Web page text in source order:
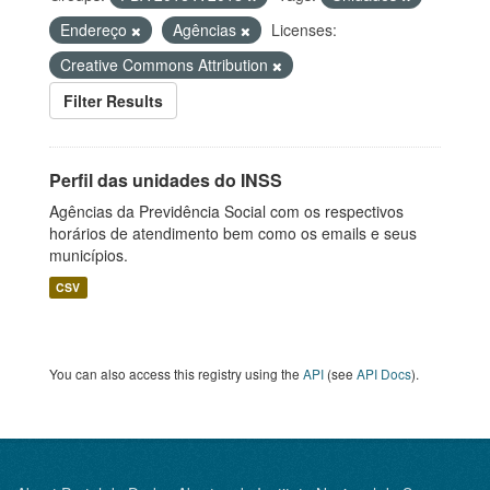
Endereço
Agências
Licenses:
Creative Commons Attribution
Filter Results
Perfil das unidades do INSS
Agências da Previdência Social com os respectivos
horários de atendimento bem como os emails e seus
municípios.
CSV
You can also access this registry using the API (see API Docs).